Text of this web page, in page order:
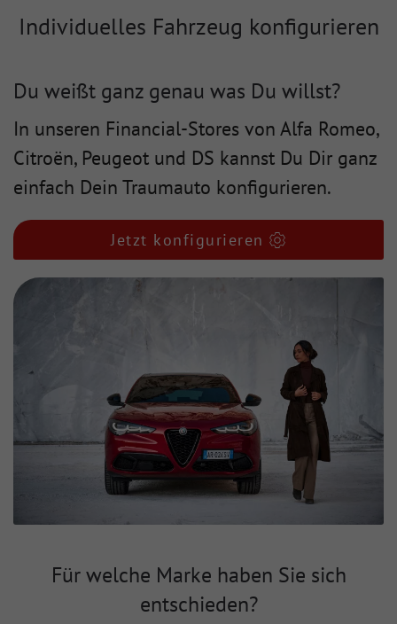
Individuelles Fahrzeug konfigurieren
Du weißt ganz genau was Du willst?
In unseren Financial-Stores von Alfa Romeo,
Citroën, Peugeot und DS kannst Du Dir ganz
einfach Dein Traumauto konfigurieren.
Jetzt konfigurieren
Für welche Marke haben Sie sich
entschieden?